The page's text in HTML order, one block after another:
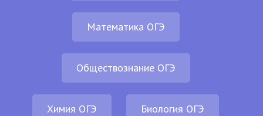
Математика ОГЭ
Обществознание ОГЭ
Химия ОГЭ Биология ОГЭ